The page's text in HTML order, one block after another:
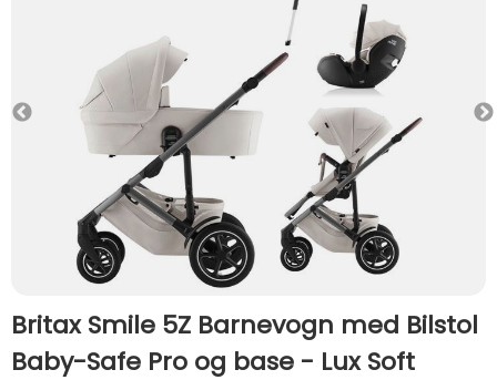
Britax Smile 5Z Barnevogn med Bilstol
Baby-Safe Pro og base - Lux Soft